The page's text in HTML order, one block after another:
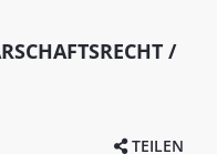
/
TEILEN